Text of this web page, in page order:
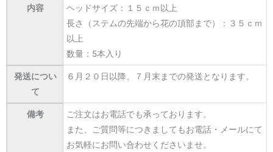
内容
ヘッドサイズ：１５ｃｍ以上
長さ（ステムの先端から花の頂部まで）：３５ｃｍ
以上
数量：5本入り
発送につい
て
６月２０日以降、７月末までの発送となります。
備考
ご注文はお電話でも承っております。
また、ご質問等につきましてもお電話・メールにて
お気軽にお問い合わせくださいませ。